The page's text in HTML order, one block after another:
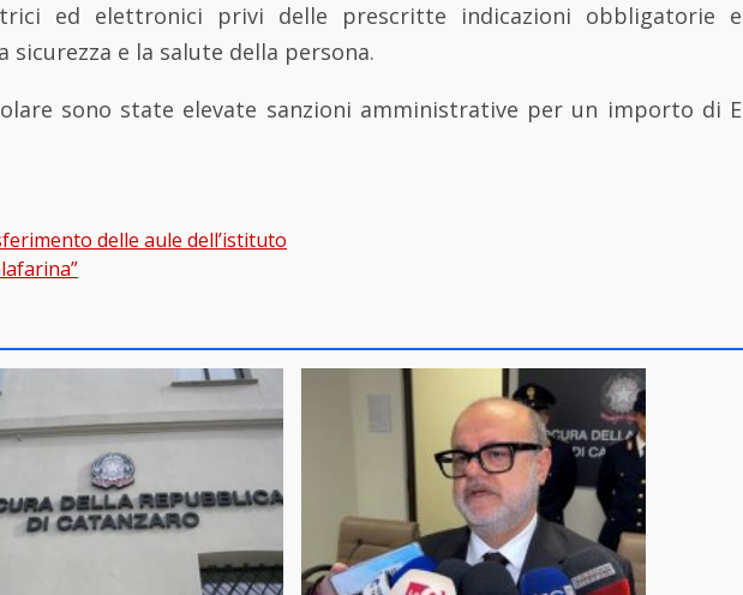
ed elettronici privi delle prescritte indicazioni obbligatorie e
sicurezza e la salute della persona.
sono state elevate sanzioni amministrative per un importo di E
delle aule dell’istituto